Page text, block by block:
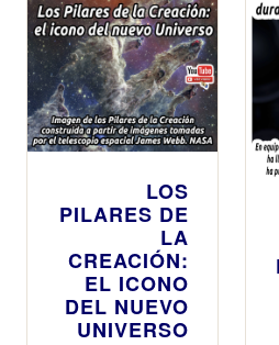
LOS
PILARES DE
LA
CREACIÓN:
EL ICONO
DEL NUEVO
UNIVERSO